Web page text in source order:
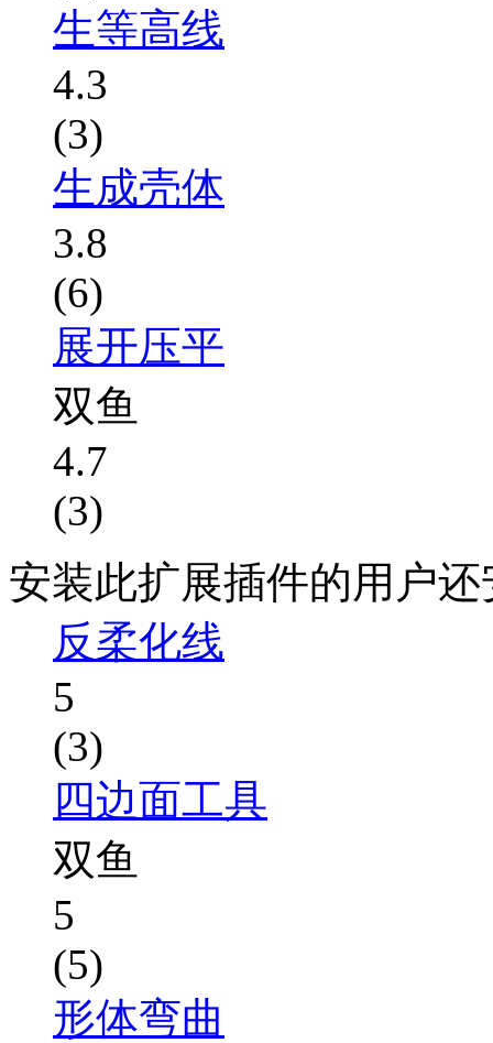
生等高线
4.3
(3)
生成壳体
3.8
(6)
展开压平
双鱼
4.7
(3)
安装此扩展插件的用户
反柔化线
5
(3)
四边面工具
双鱼
5
(5)
形体弯曲